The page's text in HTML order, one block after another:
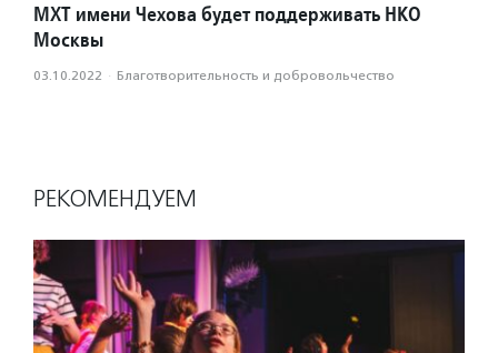
МХТ имени Чехова будет поддерживать НКО
Москвы
03.10.2022 · Благотвори­тель­ность и доброволь­чест­во
РЕКОМЕНДУЕМ